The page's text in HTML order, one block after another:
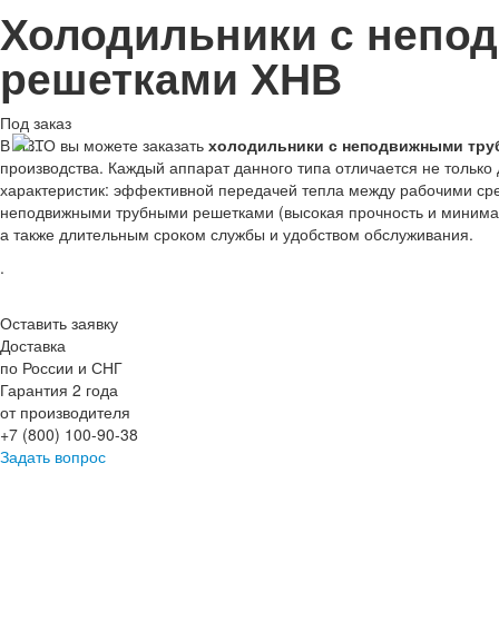
Холодильники с
решетками ХНВ
Под заказ
В НЗТО вы можете заказать холодильники с неподвижными
производства. Каждый аппарат данного типа отличается не
характеристик: эффективной передачей тепла между рабочими
неподвижными трубными решетками (высокая прочность и
а также длительным сроком службы и удобством обслуживания.
.
Оставить заявку
Доставка
по России и СНГ
Гарантия 2 года
от производителя
+7 (800) 100-90-38
Задать вопрос